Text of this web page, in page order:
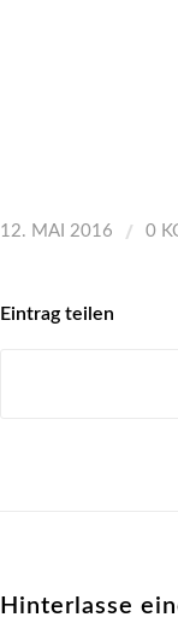
12. MAI 2016 / 0
Eintrag teilen
Hinterlasse